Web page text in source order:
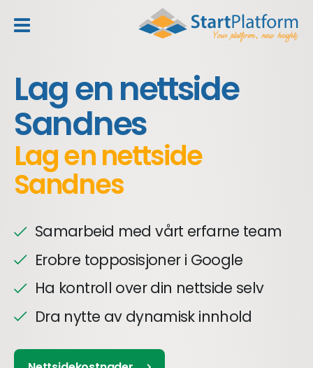
Lag en nettside
Sandnes
Lag en nettside
Sandnes
Samarbeid med vårt erfarne team
Erobre topposisjoner i Google
Ha kontroll over din nettside selv
Dra nytte av dynamisk innhold
header_toggle_navigation